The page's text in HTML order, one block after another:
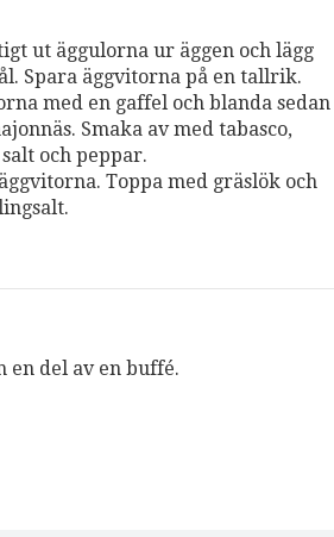
ut äggulorna ur äggen och lägg
Spara äggvitorna på en tallrik.
med en gaffel och blanda sedan
Smaka av med tabasco,
och peppar.
Toppa med gräslök och
en del av en buffé.